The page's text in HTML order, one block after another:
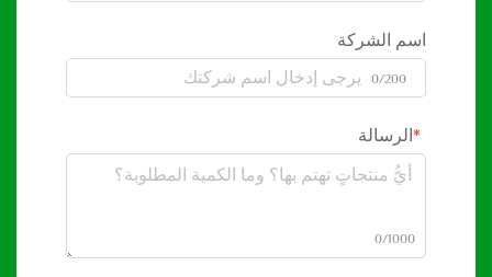
اسم الشركة
0/200
الرسالة
0/1000